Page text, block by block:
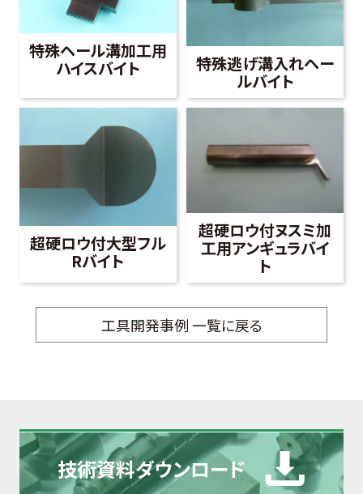
特殊ヘール溝加工用
ハイスバイト 特殊逃げ溝入れヘー
ルバイト
超硬ロウ付大型フル
Rバイト
超硬ロウ付ヌスミ加
工用アンギュラバイ
ト
工具開発事例 一覧に戻る
技術資料ダウンロード